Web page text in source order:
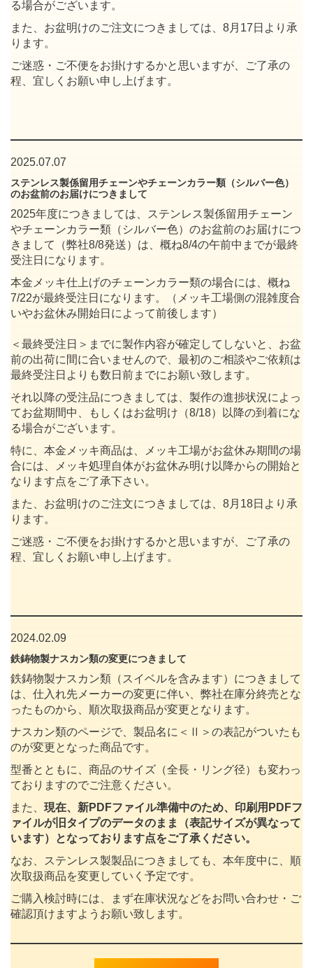
る場合がございます。
また、お盆明けのご注文につきましては、8月17日より承
ります。
ご迷惑・ご不便をお掛けするかと思いますが、ご了承の
程、宜しくお願い申し上げます。
2025.07.07
ステンレス製係留用チェーンやチェーンカラー類（シルバー色）
のお盆前のお届けにつきまして
2025年度につきましては、ステンレス製係留用チェーン
やチェーンカラー類（シルバー色）のお盆前のお届けにつ
きまして（弊社8/8発送）は、概ね8/4の午前中までが最終
受注日になります。
本金メッキ仕上げのチェーンカラー類の場合には、概ね
7/22が最終受注日になります。（メッキ工場側の混雑度合
いやお盆休み開始日によって前後します）
＜最終受注日＞までに製作内容が確定してしないと、お盆
前の出荷に間に合いませんので、最初のご相談やご依頼は
最終受注日よりも数日前までにお願い致します。
それ以降の受注品につきましては、製作の進捗状況によっ
てお盆期間中、もしくはお盆明け（8/18）以降の到着にな
る場合がございます。
特に、本金メッキ商品は、メッキ工場がお盆休み期間の場
合には、メッキ処理自体がお盆休み明け以降からの開始と
なります点をご了承下さい。
また、お盆明けのご注文につきましては、8月18日より承
ります。
ご迷惑・ご不便をお掛けするかと思いますが、ご了承の
程、宜しくお願い申し上げます。
2024.02.09
鉄鋳物製ナスカン類の変更につきまして
鉄鋳物製ナスカン類（スイベルを含みます）につきまして
は、仕入れ先メーカーの変更に伴い、弊社在庫分終売とな
ったものから、順次取扱商品が変更となります。
ナスカン類のページで、製品名に＜Ⅱ＞の表記がついたも
のが変更となった商品です。
型番とともに、商品のサイズ（全長・リング径）も変わっ
ておりますのでご注意ください。
また、 現在、新PDFファイル準備中のため、印刷用PDFフ
ァイルが旧タイプのデータのまま（表記サイズが異なって
います）となっております点をご了承ください。
なお、ステンレス製製品につきましても、本年度中に、順
次取扱商品を変更していく予定です。
ご購入検討時には、まず在庫状況などをお問い合わせ・ご
確認頂けますようお願い致します。